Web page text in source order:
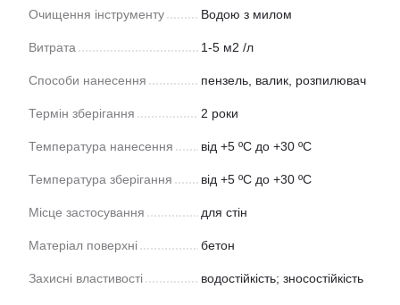
Очищення інструменту Водою з милом
Витрата 1-5 м2 /л
Способи нанесення пензель, валик, розпилювач
Термін зберігання 2 роки
Температура нанесення від +5 ºС до +30 ºC
Температура зберігання від +5 ºС до +30 ºC
Місце застосування для стін
Матеріал поверхні бетон
Захисні властивості водостійкість; зносостійкість